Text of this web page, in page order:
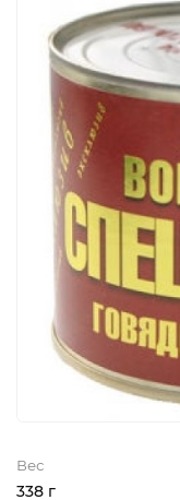
Вес
338 г